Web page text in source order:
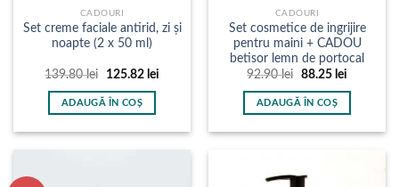
CADOURI
Set creme faciale antirid, zi și
noapte (2 x 50 ml)
139.80lei
Prețul
a
fost:
125.82 leiPrețul
ADAUGĂ ÎN COȘ
CADOURI
Set cosmetice de ingrijire
pentru maini + CADOU
betisor lemn de portocal
92.90lei
Prețul
a
fost:
88.25 leiPrețul
ADAUGĂ ÎN COȘ